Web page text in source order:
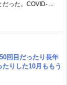
だった。COVID- ...
回目だったり長年
りした10月ももう